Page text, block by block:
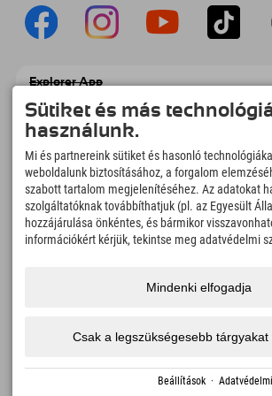
Explorer App
Töltsd fel #ExplorerPillanataidat, az Úticélom
című videódat foglalási áttekintéssel,
bakancslistával, étterem áttekintéssel és
még sok mással. Töltsd le most!
Felfedezős pillanatok ideje
166
Hegyi tavak és
Sí- és
Túrázási és hegymászási
Megközelíthetőség sajtó
Sütiket és más
használunk.
Mi és partnereink sütiket és hasonló
weboldalunk biztosításához, a forgalom
szabott tartalom megjelenítéséhez. Az adatokat
szolgáltatóknak továbbíthatjuk (pl. az Egyesült
hozzájárulása önkéntes, és bármikor
információkért kérjük, tekintse meg adatvédelmi
Mindenki elfogadja
Csak a legszükségesebb
Beállítások ·